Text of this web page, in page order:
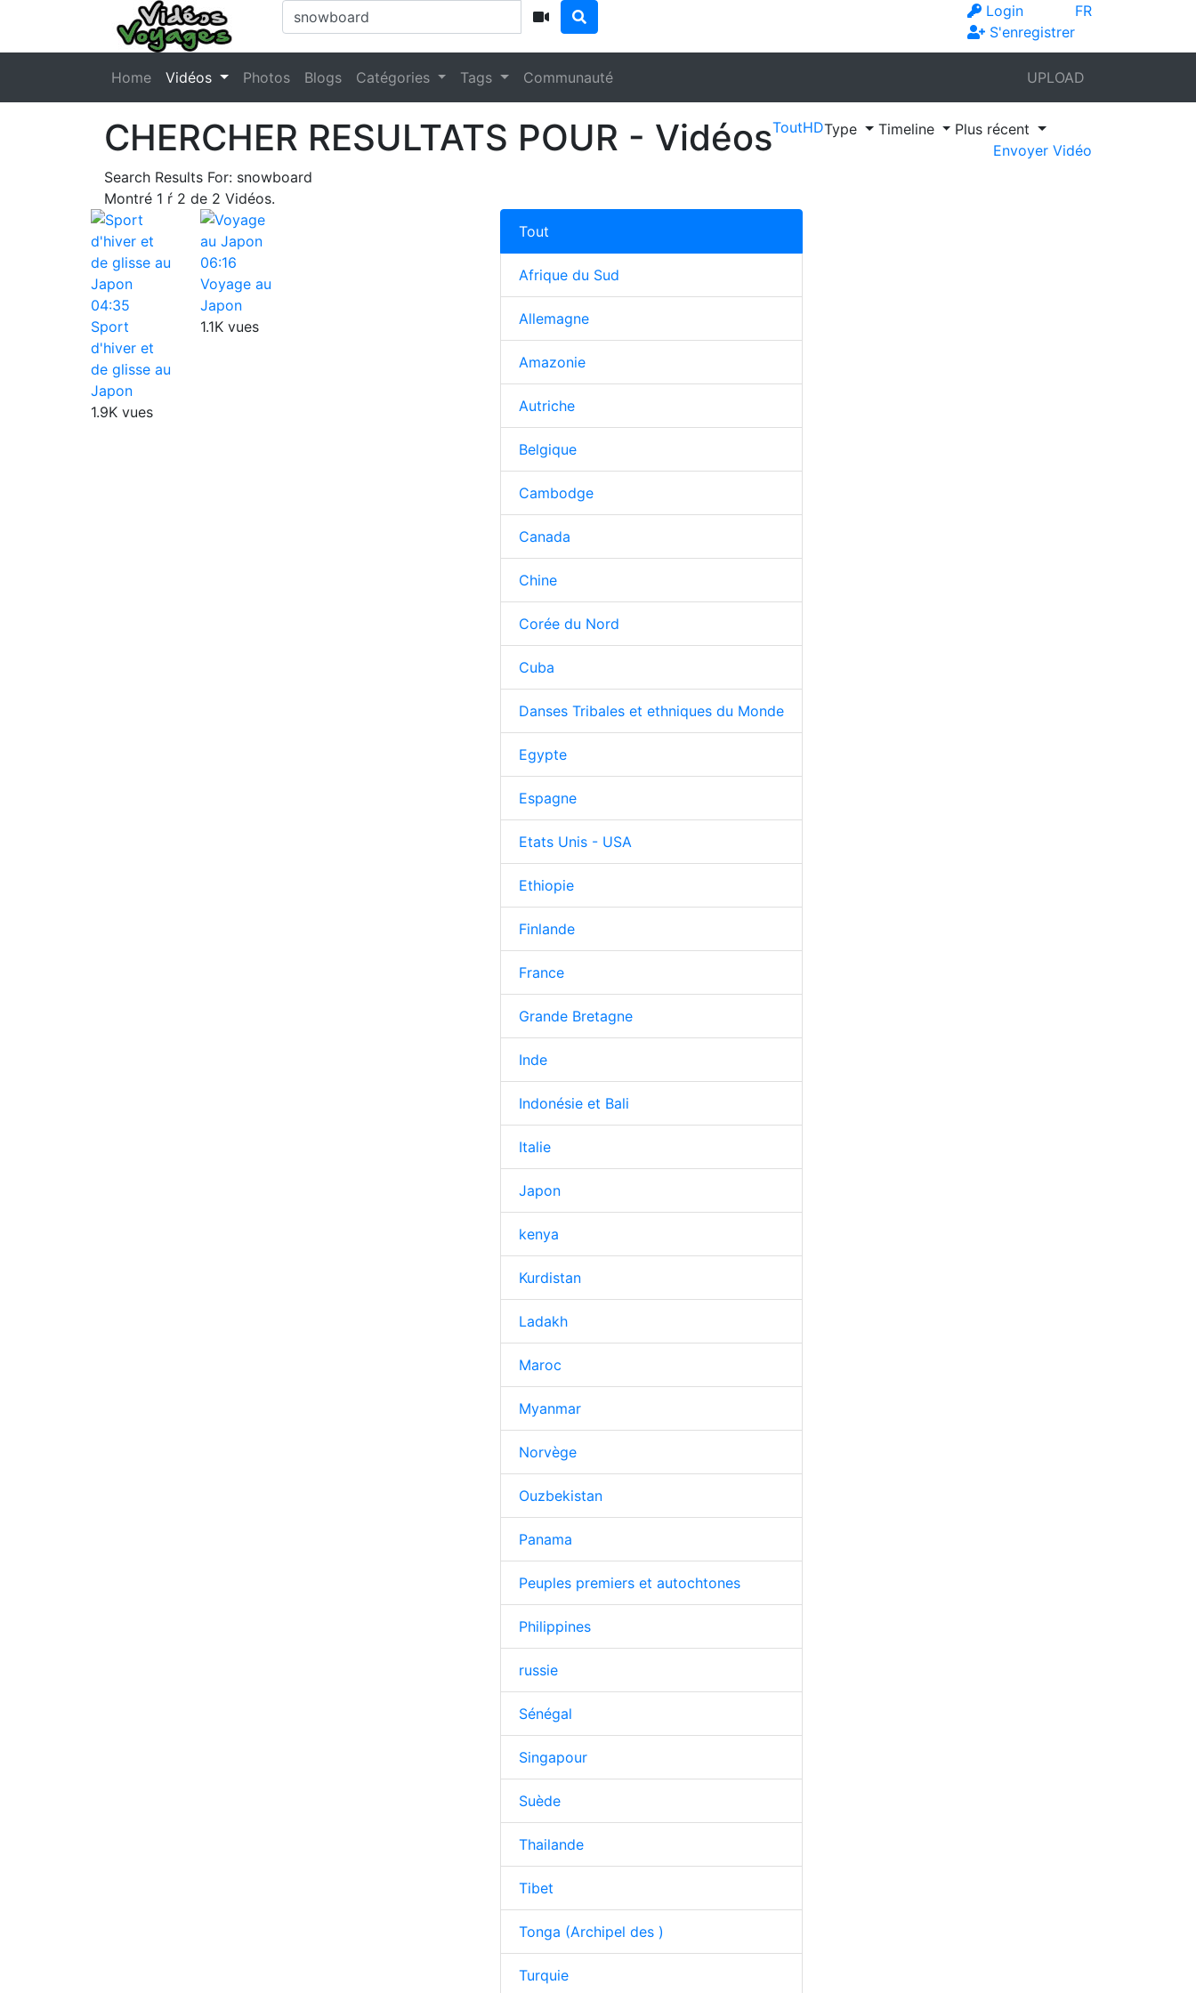
FR
Login
S'enregistrer
Home Vidéos Photos Blogs Catégories Tags Communauté UPLOAD
CHERCHER RESULTATS POUR - VidéosToutHDType Timeline
Plus récent
Envoyer Vidéo
Search Results For: snowboard
Montré 1 ŕ 2 de 2 Vidéos.
04:35
Sport
d'hiver et
de glisse au
Japon
1.9K vues
06:16
Voyage au
Japon
1.1K vues
Tout
Afrique du Sud
Allemagne
Amazonie
Autriche
Belgique
Cambodge
Canada
Chine
Corée du Nord
Cuba
Danses Tribales et ethniques du Monde
Egypte
Espagne
Etats Unis - USA
Ethiopie
Finlande
France
Grande Bretagne
Inde
Indonésie et Bali
Italie
Japon
kenya
Kurdistan
Ladakh
Maroc
Myanmar
Norvège
Ouzbekistan
Panama
Peuples premiers et autochtones
Philippines
russie
Sénégal
Singapour
Suède
Thailande
Tibet
Tonga (Archipel des )
Turquie